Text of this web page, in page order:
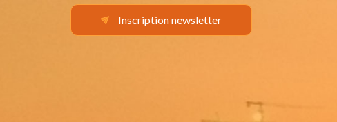
Inscription newsletter